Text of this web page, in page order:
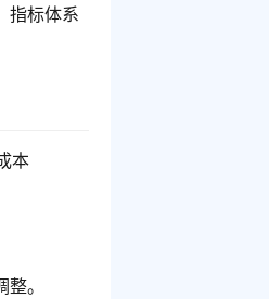
指标体系
本
。